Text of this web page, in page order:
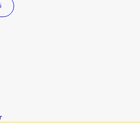
de nos clients, nous
et plus de détails
candidats sélectionnés.